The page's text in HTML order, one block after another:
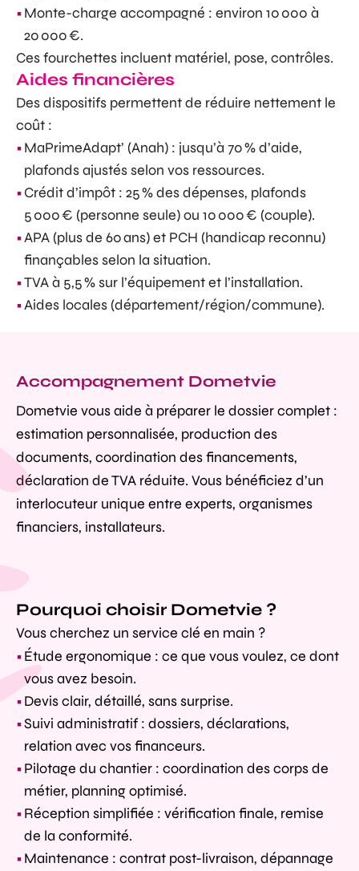
Monte-charge accompagné : environ 10 000 à
20 000 €.
Ces fourchettes incluent matériel, pose, contrôles.
Aides financières
Des dispositifs permettent de réduire nettement le
coût :
MaPrimeAdapt’ (Anah) : jusqu’à 70 % d’aide,
plafonds ajustés selon vos ressources.
Crédit d’impôt : 25 % des dépenses, plafonds
5 000 € (personne seule) ou 10 000 € (couple).
APA (plus de 60 ans) et PCH (handicap reconnu)
finançables selon la situation.
TVA à 5,5 % sur l’équipement et l’installation.
Aides locales (département/région/commune).
Accompagnement Dometvie
Dometvie vous aide à préparer le dossier complet :
estimation personnalisée, production des
documents, coordination des financements,
déclaration de TVA réduite. Vous bénéficiez d’un
interlocuteur unique entre experts, organismes
financiers, installateurs.
Pourquoi choisir Dometvie ?
Vous cherchez un service clé en main ?
Étude ergonomique : ce que vous voulez, ce dont
vous avez besoin.
Devis clair, détaillé, sans surprise.
Suivi administratif : dossiers, déclarations,
relation avec vos financeurs.
Pilotage du chantier : coordination des corps de
métier, planning optimisé.
Réception simplifiée : vérification finale, remise
de la conformité.
Maintenance : contrat post-livraison, dépannage